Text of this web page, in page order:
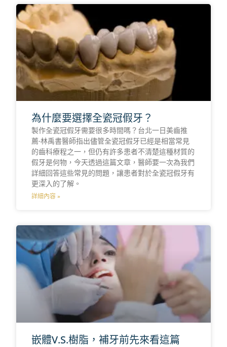
為什麼要選擇全瓷冠假牙？
製作全瓷冠假牙需要很多時間嗎？台北一日美齒推
薦-林禹書醫師指出儘管全瓷冠假牙已經是相當常見
的齒科療程之一，但仍有許多患者不清楚這種材質的
假牙是何物，今天透過這篇文章，醫師要一次為我們
詳細回答這些常見的問題，讓患者對於全瓷冠假牙有
更深入的了解。
詳細內容 »
嵌體V.S.樹脂，補牙前先來看這篇